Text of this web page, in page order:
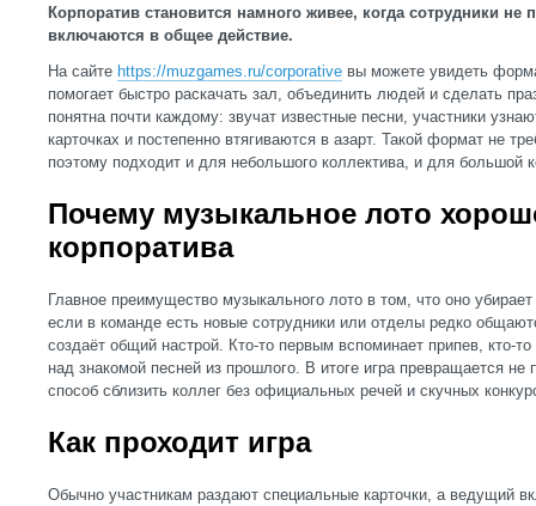
Корпоратив становится намного живее, когда сотрудники не
включаются в общее действие.
На сайте https://muzgames.ru/corporative вы можете увидеть
помогает быстро раскачать зал, объединить людей и сделать
понятна почти каждому: звучат известные песни, участники
карточках и постепенно втягиваются в азарт. Такой формат не
поэтому подходит и для небольшого коллектива, и для большой
Почему музыкальное лото
корпоратива
Главное преимущество музыкального лото в том, что оно
если в команде есть новые сотрудники или отделы редко
создаёт общий настрой. Кто-то первым вспоминает припев, кто-
над знакомой песней из прошлого. В итоге игра превращается не
способ сблизить коллег без официальных речей и скучных
Как проходит игра
Обычно участникам раздают специальные карточки, а ведущий